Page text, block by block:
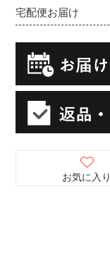
宅配便お届け
お気に入り